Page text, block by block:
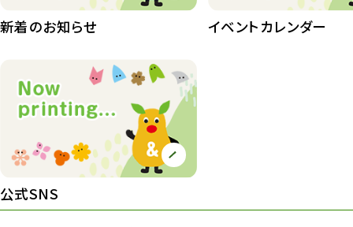
83
イベント
園内の様子
遊園地 6
新着のお知らせ イベントカレンダー
公式SNS